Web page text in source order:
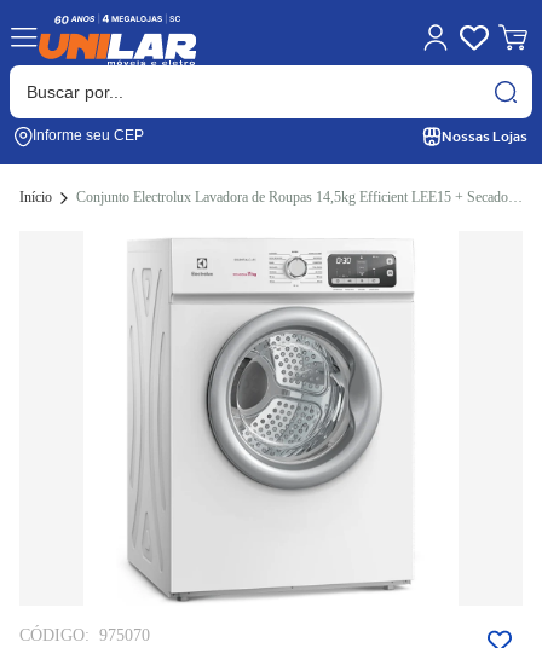
Informe seu CEP Nossas Lojas
Início Conjunto Electrolux Lavadora de Roupas 14,5kg Efficient LEE15 + Secadora Piso 11kg STL11 220V
CÓDIGO: 975070